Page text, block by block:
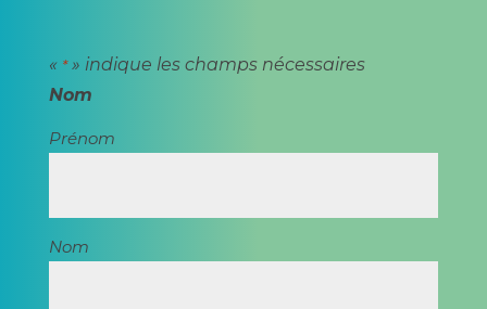
« *» indique les champs nécessaires
Nom
Prénom
Nom